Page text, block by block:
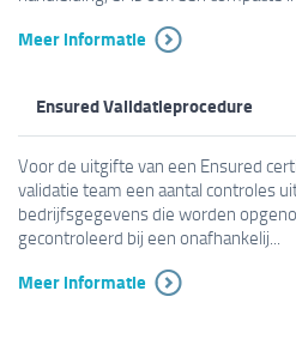
Meer informatie
Ensured Validatieprocedure
Voor de uitgifte van een Ensured
validatie team een aantal controles
bedrijfsgegevens die worden
gecontroleerd bij een onafhankelij...
Meer informatie